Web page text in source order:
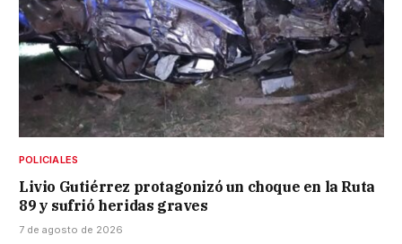
POLICIALES
Livio Gutiérrez protagonizó un choque en la Ruta
89 y sufrió heridas graves
7 de agosto de 2026